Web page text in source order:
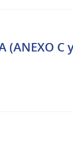
(ANEXO C